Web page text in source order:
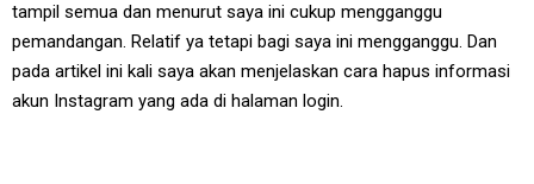
tampil semua dan menurut saya ini cukup mengganggu
pemandangan. Relatif ya tetapi bagi saya ini mengganggu. Dan
pada artikel ini kali saya akan menjelaskan cara hapus informasi
akun Instagram yang ada di halaman login.